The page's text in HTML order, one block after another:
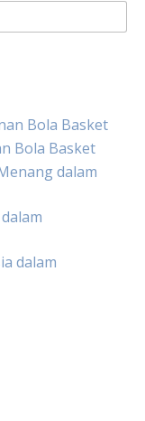
Bola Basket
Bola Basket
dalam
dalam